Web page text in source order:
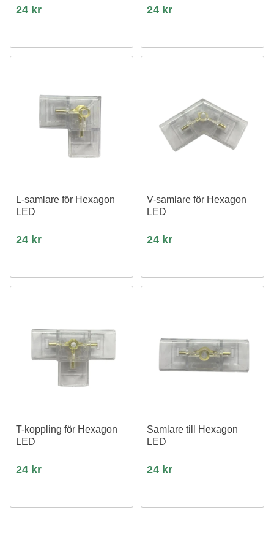
24 kr 24 kr
L-samlare för Hexagon
LED
24 kr
V-samlare för Hexagon
LED
24 kr
T-koppling för Hexagon
LED
24 kr
Samlare till Hexagon
LED
24 kr